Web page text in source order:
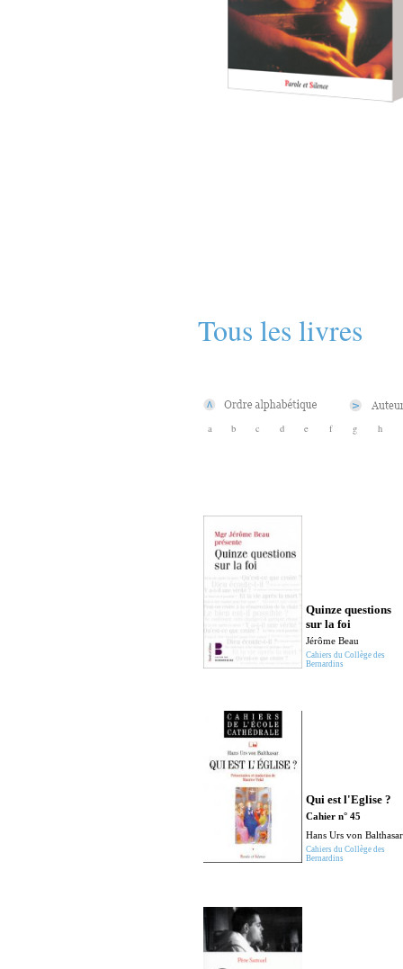
Tous les livres
a b c d e f g h
Quinze questions
sur la foi
Jérôme Beau
Cahiers du Collège des
Bernardins
Qui est l'Eglise ?
Cahier n° 45
Hans Urs von Balthasar
Cahiers du Collège des
Bernardins